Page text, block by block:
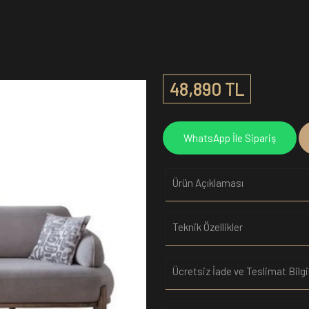
48,890 TL
WhatsApp İle Sipariş
Ürün Açıklaması
Teknik Özellikler
Ücretsiz İade ve Teslimat